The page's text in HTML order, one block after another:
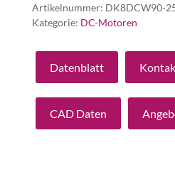
Artikelnummer: DK8DCW90-
Kategorie: DC-Motoren
Datenblatt
CAD Daten